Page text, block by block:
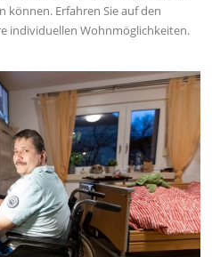
können. Erfahren Sie auf den
individuellen Wohnmöglichkeiten.